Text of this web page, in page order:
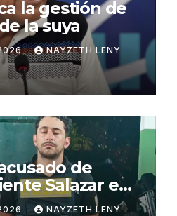
la gestión de
la suya
NAYZETH LENY
de
Salazar en
NAYZETH LENY